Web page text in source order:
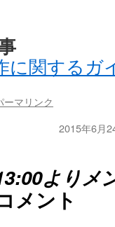
に関するガ
ーマリンク
2015年6月
よりメ
メント